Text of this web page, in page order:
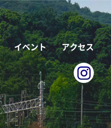
イベント アクセス